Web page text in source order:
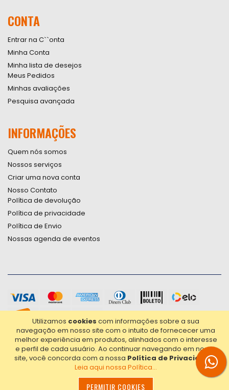
Utilizamos cookies com informações sobre a sua
navegação em nosso site com o intuito de fornececer uma
melhor experiência em produtos, alinhados com o interesse
e perfil de cada usuário. Ao continuar navegando em nosso
site, você concorda com a nossa Política de Privacidade.
Leia aqui nossa Política...
PERMITIR COOKIES
Newsletter:
CONTA
Entrar na C``onta
Minha Conta
Minha lista de desejos
Meus Pedidos
Minhas avaliações
Pesquisa avançada
INFORMAÇÕES
Quem nós somos
Nossos serviços
Criar uma nova conta
Nosso Contato
Política de devolução
Política de privacidade
Política de Envio
Nossas agenda de eventos
2021© Copyright Poligrafica Bazar Ltda- CNPJ 42.500.090/0001-
20 - Todos os direitos reservados.